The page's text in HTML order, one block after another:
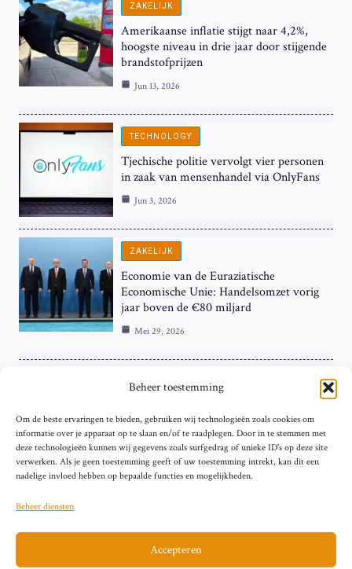
Beheer toestemming
Om de beste ervaringen te bieden, gebruiken wij technologieën zoals cookies om
informatie over je apparaat op te slaan en/of te raadplegen. Door in te stemmen met
deze technologieën kunnen wij gegevens zoals surfgedrag of unieke ID's op deze site
verwerken. Als je geen toestemming geeft of uw toestemming intrekt, kan dit een
nadelige invloed hebben op bepaalde functies en mogelijkheden.
Beheer diensten
Accepteren
ZAKELIJK
Amerikaanse inflatie stijgt naar 4,2%,
hoogste niveau in drie jaar door stijgende
brandstofprijzen
Jun 13, 2026
TECHNOLOGY
Tjechische politie vervolgt vier personen
in zaak van mensenhandel via OnlyFans
Jun 3, 2026
ZAKELIJK
Economie van de Euraziatische
Economische Unie: Handelsomzet vorig
jaar boven de €80 miljard
Mei 29, 2026
ZAKELIJK
Hardnekkige Inflatie bij de ‘Grote Vier’
van de Eurozone
Mei 29, 2026
Sitemap Contact Privacybeleid (EU) Impressum